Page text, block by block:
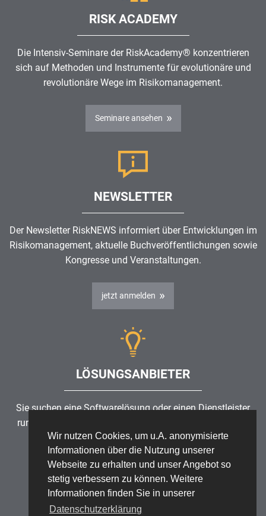
Wir nutzen Cookies, um u.A. anonymisierte
Informationen über die Nutzung unserer
Webseite zu erhalten und unser Angebot so
stetig verbessern zu können. Weitere
Informationen finden Sie in unserer
Datenschutzerklärung
RISK ACADEMY
Die Intensiv-Seminare der RiskAcademy® konzentrieren
sich auf Methoden und Instrumente für evolutionäre und
revolutionäre Wege im Risikomanagement.
Seminare ansehen
NEWSLETTER
Der Newsletter RiskNEWS informiert über Entwicklungen im
Risikomanagement, aktuelle Buchveröffentlichungen sowie
Kongresse und Veranstaltungen.
jetzt anmelden
LÖSUNGSANBIETER
Sie suchen eine Softwarelösung oder einen Dienstleister
rund um die Themen
ISMS?
Partner finden